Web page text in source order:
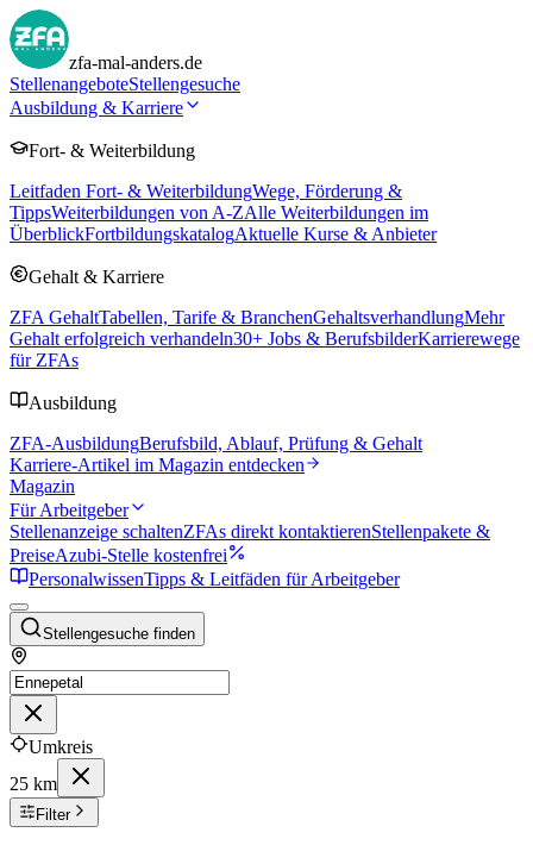
zfa-mal-anders.de
StellenangeboteStellengesuche
Ausbildung & Karriere
Fort- & Weiterbildung
Leitfaden Fort- & WeiterbildungWege, Förderung &
TippsWeiterbildungen von A-ZAlle Weiterbildungen im
ÜberblickFortbildungskatalogAktuelle Kurse & Anbieter
Gehalt & Karriere
ZFA GehaltTabellen, Tarife & BranchenGehaltsverhandlungMehr
Gehalt erfolgreich verhandeln30+ Jobs & BerufsbilderKarrierewege
für ZFAs
Ausbildung
ZFA-AusbildungBerufsbild, Ablauf, Prüfung & Gehalt
Karriere-Artikel im Magazin entdecken
Magazin
Für Arbeitgeber
Stellenanzeige schaltenZFAs direkt kontaktierenStellenpakete &
PreiseAzubi-Stelle kostenfrei
PersonalwissenTipps & Leitfäden für Arbeitgeber
Stellengesuche finden
Umkreis
25 km
Filter